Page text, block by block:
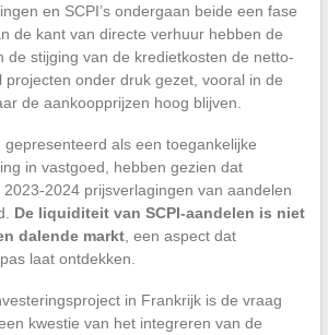
en SCPI’s ondergaan beide een fase
de kant van directe verhuur hebben de
de stijging van de kredietkosten de netto-
projecten onder druk gezet, vooral in de
de aankoopprijzen hoog blijven.
gepresenteerd als een toegankelijke
in vastgoed, hebben gezien dat
2024 prijsverlagingen van aandelen
De liquiditeit van SCPI-aandelen is niet
dalende markt, een aspect dat
laat ontdekken.
in Frankrijk is de vraag
kwestie van het integreren van de